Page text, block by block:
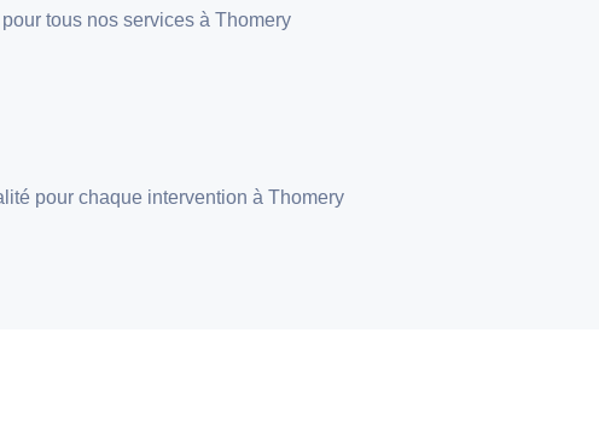
tous nos services à Thomery
pour chaque intervention à Thomery